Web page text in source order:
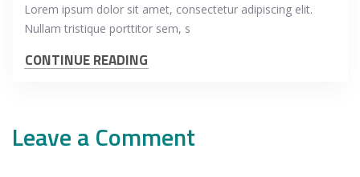
Lorem ipsum dolor sit amet, consectetur adipiscing elit.
Nullam tristique porttitor sem, s
CONTINUE READING
Leave a Comment